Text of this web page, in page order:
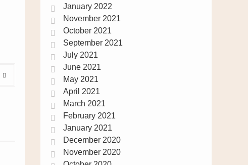
January 2022
November 2021
October 2021
September 2021
July 2021
June 2021
May 2021
April 2021
March 2021
February 2021
January 2021
December 2020
November 2020